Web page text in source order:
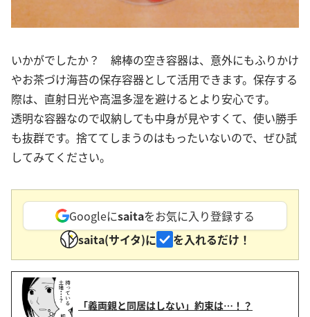
いかがでしたか？ 綿棒の空き容器は、意外にもふりかけ
やお茶づけ海苔の保存容器として活用できます。保存する
際は、直射日光や高温多湿を避けるとより安心です。
透明な容器なので収納しても中身が見やすくて、使い勝手
も抜群です。捨ててしまうのはもったいないので、ぜひ試
してみてください。
Googleにsaitaをお気に入り登録する
saita(サイタ)に
を入れるだけ！
「義両親と同居はしない」約束は…！？